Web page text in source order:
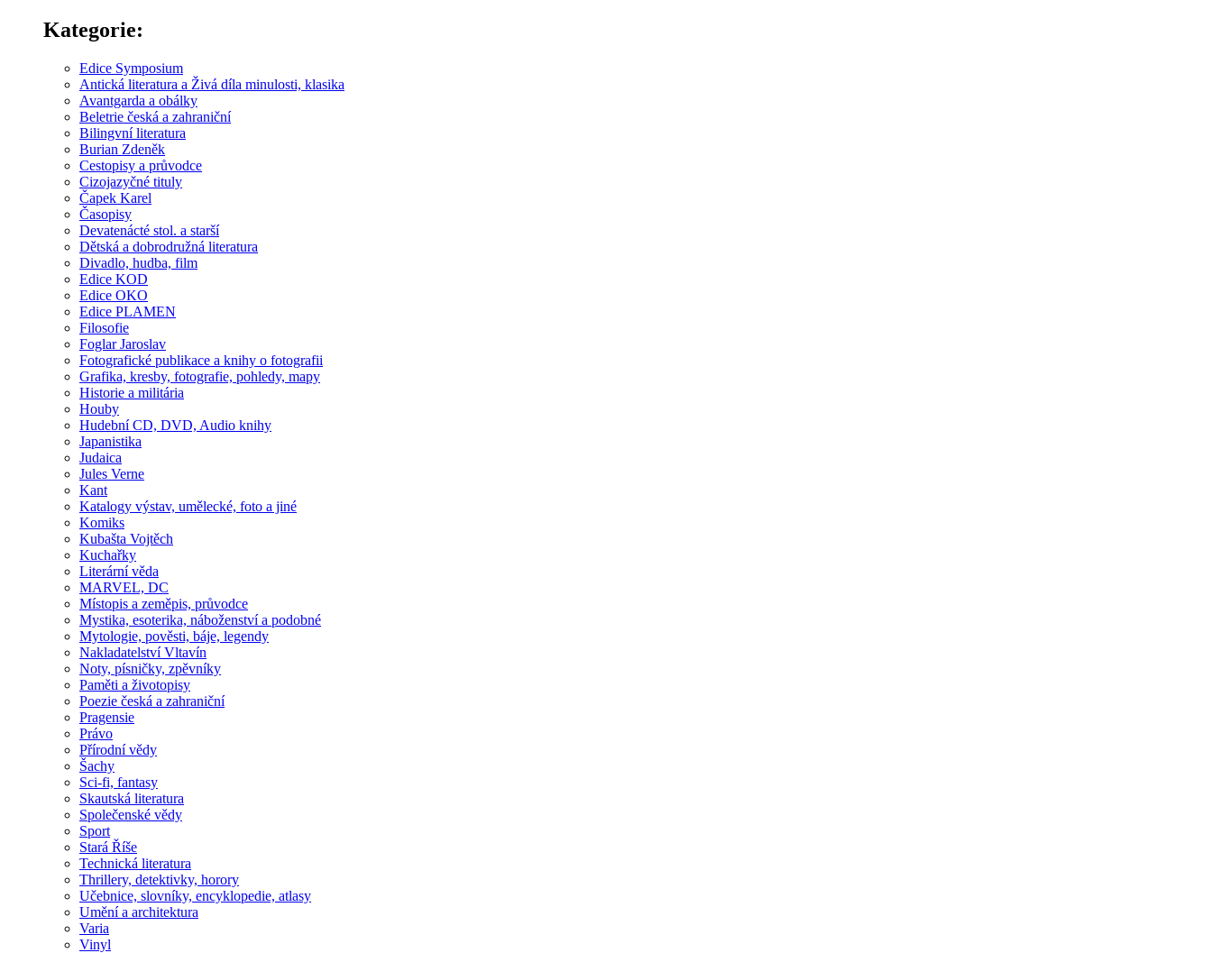
Kategorie:
Edice Symposium
Antická literatura a Živá díla minulosti, klasika
Avantgarda a obálky
Beletrie česká a zahraniční
Bilingvní literatura
Burian Zdeněk
Cestopisy a průvodce
Cizojazyčné tituly
Čapek Karel
Časopisy
Devatenácté stol. a starší
Dětská a dobrodružná literatura
Divadlo, hudba, film
Edice KOD
Edice OKO
Edice PLAMEN
Filosofie
Foglar Jaroslav
Fotografické publikace a knihy o fotografii
Grafika, kresby, fotografie, pohledy, mapy
Historie a militária
Houby
Hudební CD, DVD, Audio knihy
Japanistika
Judaica
Jules Verne
Kant
Katalogy výstav, umělecké, foto a jiné
Komiks
Kubašta Vojtěch
Kuchařky
Literární věda
MARVEL, DC
Místopis a zeměpis, průvodce
Mystika, esoterika, náboženství a podobné
Mytologie, pověsti, báje, legendy
Nakladatelství Vltavín
Noty, písničky, zpěvníky
Paměti a životopisy
Poezie česká a zahraniční
Pragensie
Právo
Přírodní vědy
Šachy
Sci-fi, fantasy
Skautská literatura
Společenské vědy
Sport
Stará Říše
Technická literatura
Thrillery, detektivky, horory
Učebnice, slovníky, encyklopedie, atlasy
Umění a architektura
Varia
Vinyl